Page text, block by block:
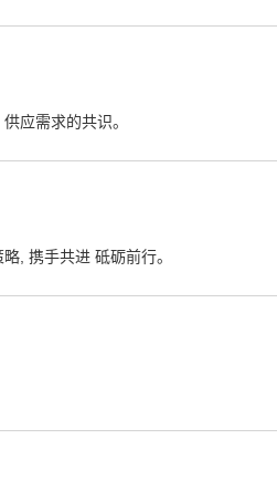
应需求的共识。
, 携手共进 砥砺前行。